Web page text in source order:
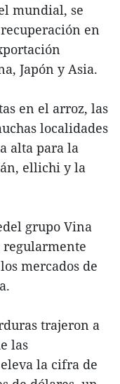
mundial, se
en
Japón y Asia.
en el arroz, las
localidades
alta para la
ellichi y la
grupo Vina
regularmente
mercados de
trajeron a
las
la cifra de